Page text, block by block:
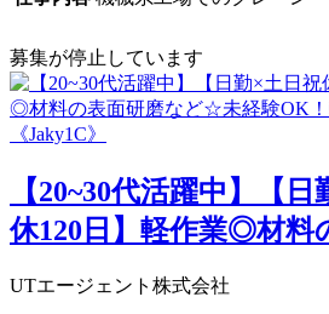
募集が停止しています
【20~30代活躍中】【
休120日】軽作業◎材料
UTエージェント株式会社